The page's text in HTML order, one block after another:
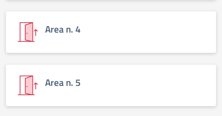
Area n. 4
Area n. 5